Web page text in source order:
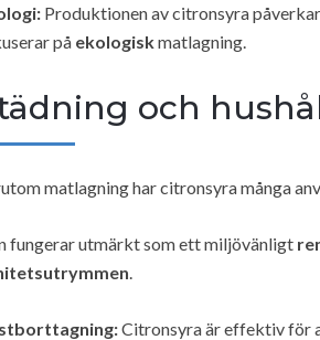
Produktionen av citronsyra
på ekologiskmatlagning.
och
matlagning har citronsyra många
fungerar utmärkt som ett miljövänligt
Citronsyra är effektiv för